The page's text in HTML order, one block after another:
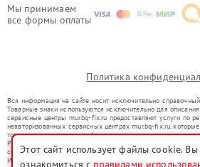
Мы принимаем
все формы оплаты
Политика
Вся информация на сайте носит исключительно
Товарные знаки используются исключительно для
сервисные центры mur.bq-fix.ru предоставляют услуги по
неавторизованных сервисных центрах mur.bq-fix.ru,
товарных знаков или их официальными представителями.
Ремонт осуществляется для устройств, уже введенных в
со статьей 1487 ГК РФ.
Использование товарных знаков не преследует цели
Этот сайт использует файлы cookie.
ознакомиться с правилами